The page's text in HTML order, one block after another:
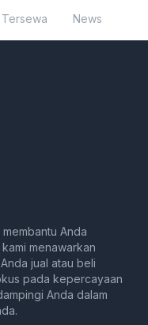
Tersewa News
Anda
menawarkan
jual atau beli
pada kepercayaan
Anda dalam